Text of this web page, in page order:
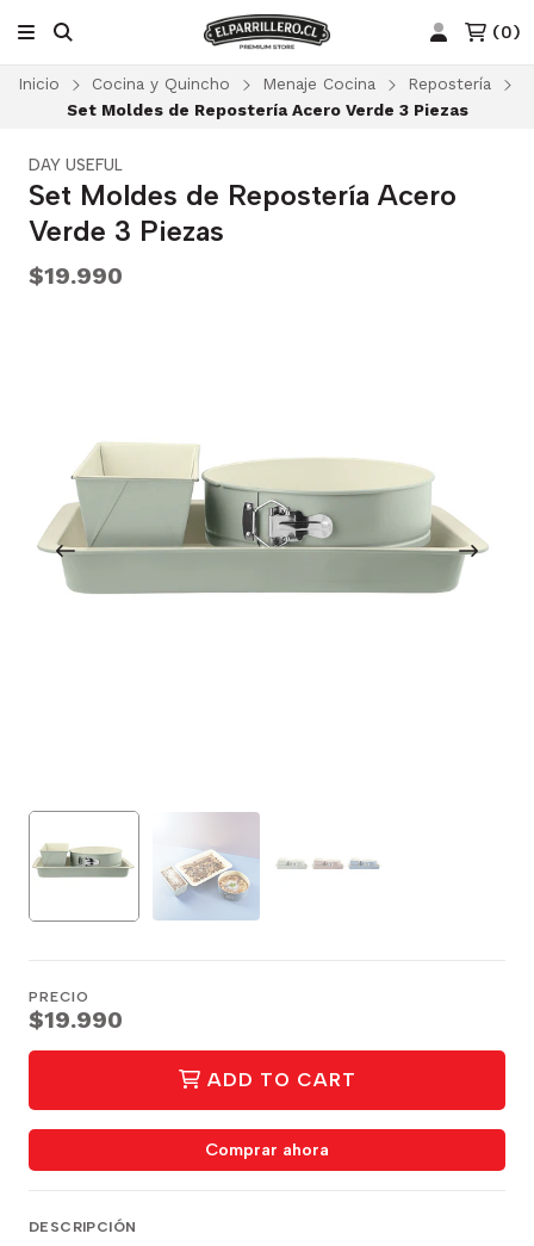
(0)
Inicio Cocina y Quincho Menaje Cocina
Repostería
Set Moldes de Repostería Acero Verde 3 Piezas
DAY USEFUL
Set Moldes de Repostería Acero
Verde 3 Piezas
$19.990
PRECIO
$19.990
ADD TO CART
Comprar ahora
DESCRIPCIÓN